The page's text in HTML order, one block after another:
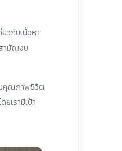
วกับเนื้อหา
ามัญงบ
บคุณภาพชีวิต
เรามีเป้า